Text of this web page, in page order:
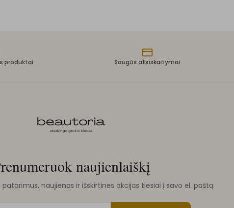
produktai Saugūs atsiskaitymai
naujienlaiškį
naujienas ir išskirtines akcijas tiesiai į savo el. paštą